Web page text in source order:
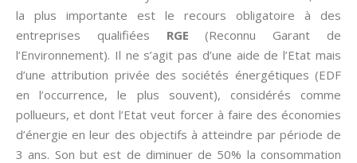
la plus importante est le recours obligatoire à des
entreprises qualifiées RGE (Reconnu Garant de
l’Environnement). Il ne s’agit pas d’une aide de l’Etat mais
d’une attribution privée des sociétés énergétiques (EDF
en l’occurrence, le plus souvent), considérés comme
pollueurs, et dont l’Etat veut forcer à faire des économies
d’énergie en leur des objectifs à atteindre par période de
3 ans. Son but est de diminuer de 50% la consommation